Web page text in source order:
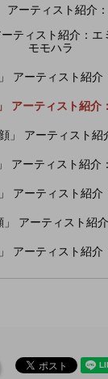
アーティスト紹介
ーティスト紹介：エ
モモハラ
アーティスト紹
アーティスト紹介
」 アーティスト
アーティスト紹介
アーティスト紹
」 アーティスト紹
アーティスト紹